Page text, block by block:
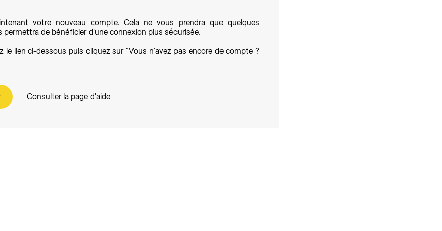
votre nouveau compte. Cela ne vous prendra que quelques
permettra de bénéficier d'une connexion plus sécurisée.
le lien ci-dessous puis cliquez sur "Vous n'avez pas encore de compte ?
Consulter la page d'aide